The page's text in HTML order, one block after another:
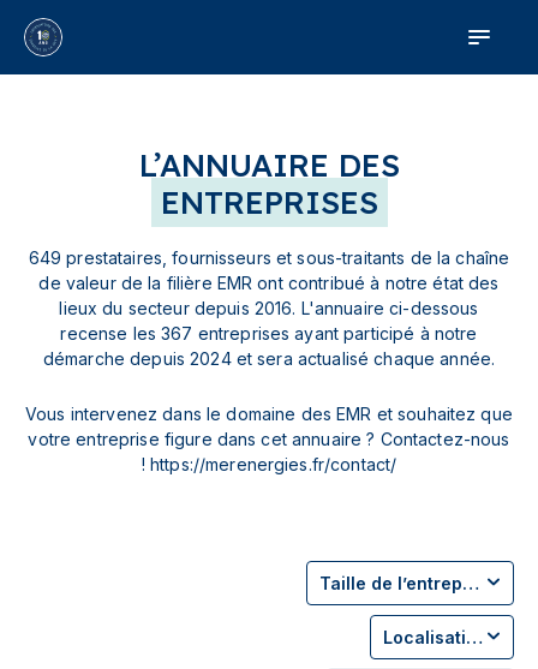
L’ANNUAIRE DES
ENTREPRISES
649 prestataires, fournisseurs et sous-traitants de la chaîne
de valeur de la filière EMR ont contribué à notre état des
lieux du secteur depuis 2016. L'annuaire ci-dessous
recense les 367 entreprises ayant participé à notre
démarche depuis 2024 et sera actualisé chaque année.
Vous intervenez dans le domaine des EMR et souhaitez que
votre entreprise figure dans cet annuaire ? Contactez-nous
! https://merenergies.fr/contact/
Taille de l’entreprise
Localisation